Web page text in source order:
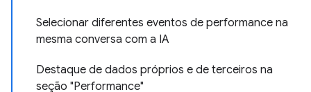
Selecionar diferentes eventos de performance na
mesma conversa com a IA
Destaque de dados próprios e de terceiros na
seção "Performance"